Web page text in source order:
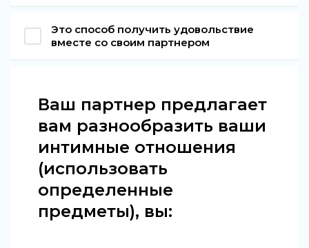
Это способ получить удовольствие
вместе со своим партнером
Ваш партнер предлагает
вам разнообразить ваши
интимные отношения
(использовать
определенные
предметы), вы: